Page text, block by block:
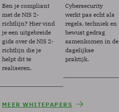
Ben je compliant
met de NIS 2-
richtlijn? Hier vind
je een uitgebreide
gids over de NIS 2-
richtlijn die je
helpt dit te
realiseren.
Cybersecurity
werkt pas echt als
regels, techniek en
bewust gedrag
samenkomen in de
dagelijkse
praktijk.
MEER WHITEPAPERS